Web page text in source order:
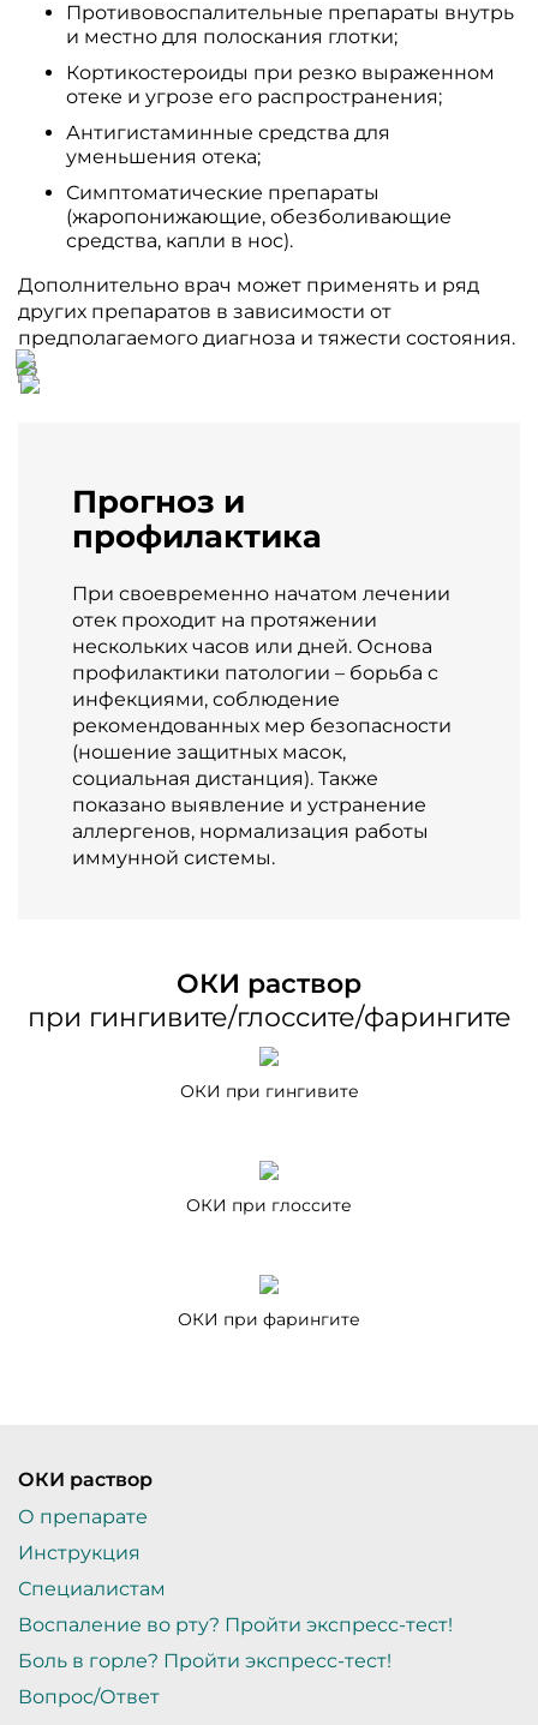
Противовоспалительные препараты внутрь
и местно для полоскания глотки;
Кортикостероиды при резко выраженном
отеке и угрозе его распространения;
Антигистаминные средства для
уменьшения отека;
Симптоматические препараты
(жаропонижающие, обезболивающие
средства, капли в нос).
Дополнительно врач может применять и ряд
других препаратов в зависимости от
предполагаемого диагноза и тяжести состояния.
Прогноз и
профилактика
При своевременно начатом лечении
отек проходит на протяжении
нескольких часов или дней. Основа
профилактики патологии – борьба с
инфекциями, соблюдение
рекомендованных мер безопасности
(ношение защитных масок,
социальная дистанция). Также
показано выявление и устранение
аллергенов, нормализация работы
иммунной системы.
ОКИ раствор
при гингивите/глоссите/фарингите
ОКИ при гингивите
ОКИ при глоссите
ОКИ при фарингите
ОКИ раствор
О препарате
Инструкция
Специалистам
Воcпаление во рту? Пройти экспресс-тест!
Боль в горле? Пройти экспресс-тест!
Вопрос/Ответ